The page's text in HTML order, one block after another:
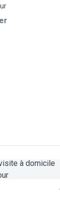
à domicile